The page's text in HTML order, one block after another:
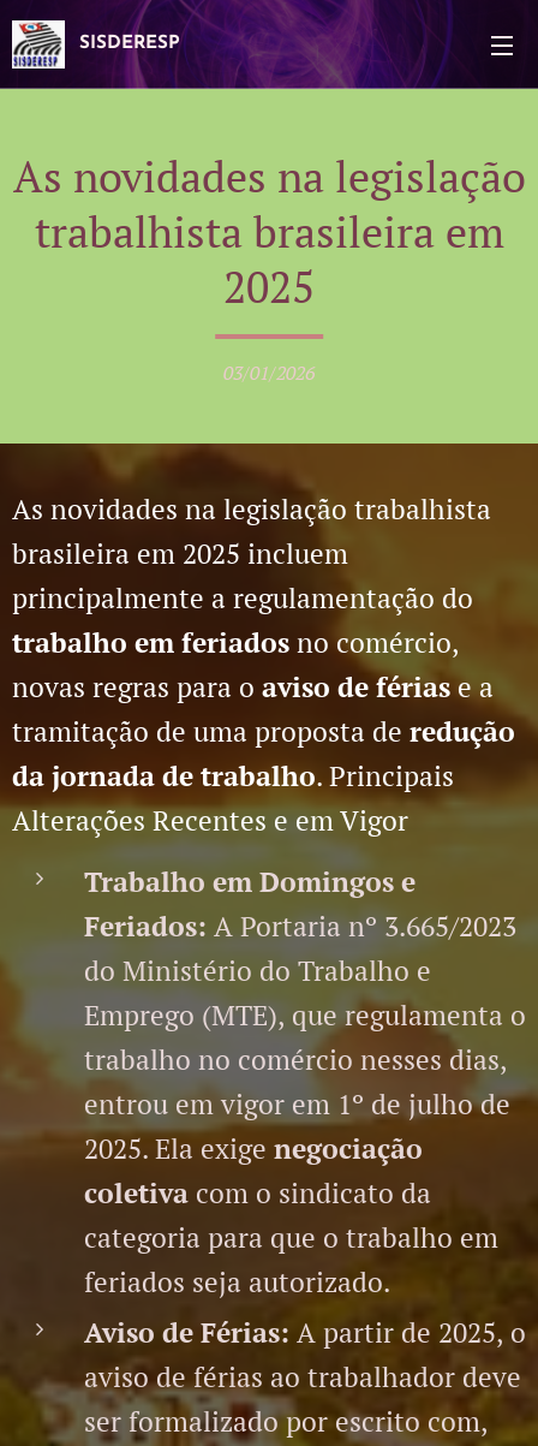
SISDERESP
As novidades na legislação
trabalhista brasileira em
2025
03/01/2026
As novidades na legislação trabalhista
brasileira em 2025 incluem
principalmente a regulamentação do
trabalho em feriadosno comércio,
novas regras para o aviso de fériase a
tramitação de uma proposta de redução
da jornada de trabalho. Principais
Alterações Recentes e em Vigor
Trabalho em Domingos e
Feriados: A Portaria nº 3.665/2023
do Ministério do Trabalho e
Emprego (MTE), que regulamenta o
trabalho no comércio nesses dias,
entrou em vigor em 1º de julho de
2025. Ela exige negociação
coletiva com o sindicato da
categoria para que o trabalho em
feriados seja autorizado.
Aviso de Férias: A partir de 2025, o
aviso de férias ao trabalhador deve
ser formalizado por escrito com,